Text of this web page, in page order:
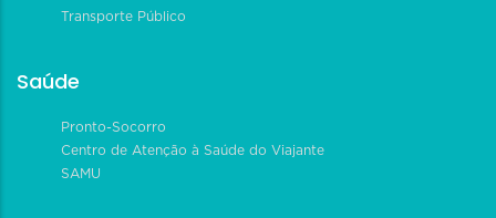
Transporte Público
Saúde
Pronto-Socorro
Centro de Atenção à Saúde do Viajante
SAMU